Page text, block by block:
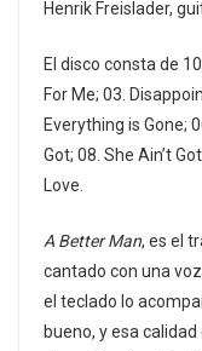
Henrik Freislader,
El disco consta de
For Me; 03.
Everything is Gone;
Got; 08. She Ain’t
Love.
A Better Man, es el
cantado con una
el teclado lo
bueno, y esa